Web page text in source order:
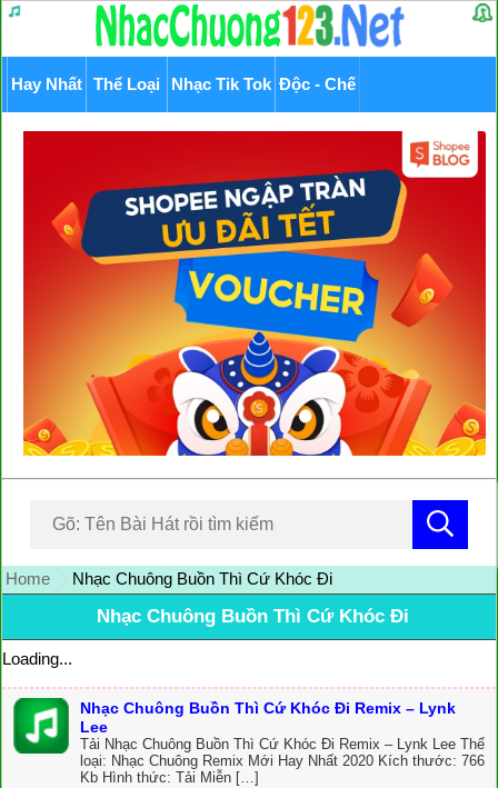
Hay Nhất Thể Loại Nhạc Tik Tok Độc - Chế
Home Nhạc Chuông Buồn Thì Cứ Khóc Đi
Nhạc Chuông Buồn Thì Cứ Khóc Đi
Loading...
Nhạc Chuông Buồn Thì Cứ Khóc Đi Remix – Lynk
Lee
Tải Nhạc Chuông Buồn Thì Cứ Khóc Đi Remix – Lynk Lee Thể
loại: Nhạc Chuông Remix Mới Hay Nhất 2020 Kích thước: 766
Kb Hình thức: Tải Miễn […]